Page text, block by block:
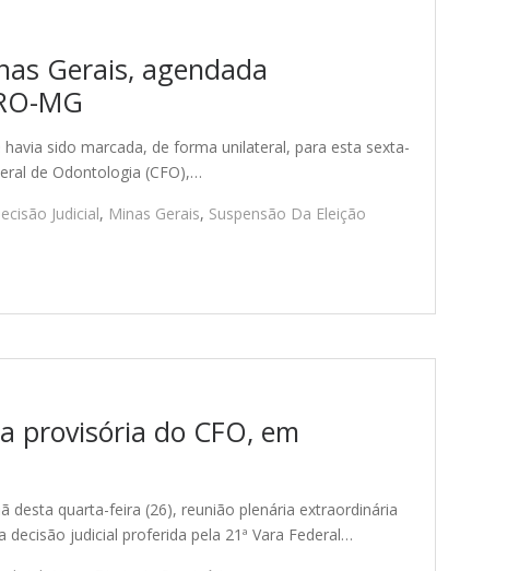
Gerais, agendada
MG
sido marcada, de forma unilateral, para esta sexta-
de Odontologia (CFO),…
Judicial, Minas Gerais, Suspensão Da Eleição
provisória do CFO, em
desta quarta-feira (26), reunião plenária extraordinária
judicial proferida pela 21ª Vara Federal…